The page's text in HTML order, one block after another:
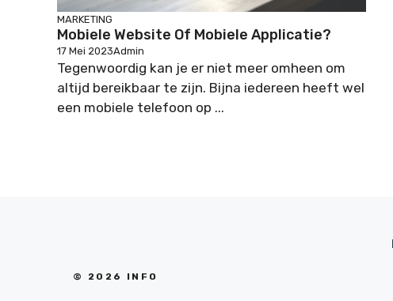
MARKETING
Mobiele Website Of Mobiele Applicatie?
17 Mei 2023Admin
Tegenwoordig kan je er niet meer omheen om
altijd bereikbaar te zijn. Bijna iedereen heeft wel
een mobiele telefoon op ...
© 2026 INFO